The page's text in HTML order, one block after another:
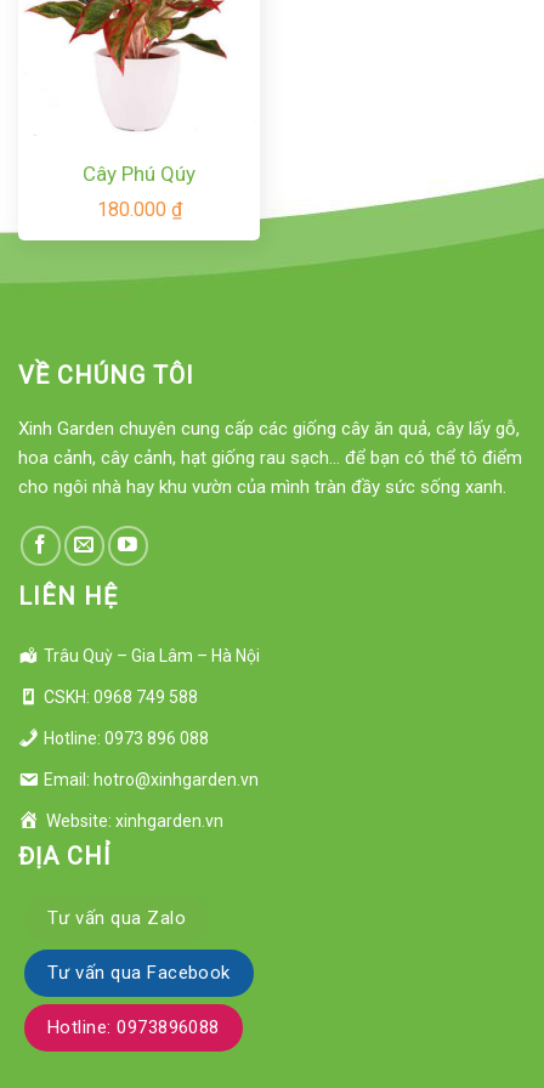
Cây Phú Qúy
180.000 ₫
VỀ CHÚNG TÔI
Xinh Garden chuyên cung cấp các giống cây ăn quả, cây lấy gỗ,
hoa cảnh, cây cảnh, hạt giống rau sạch... để bạn có thể tô điểm
cho ngôi nhà hay khu vườn của mình tràn đầy sức sống xanh.
LIÊN HỆ
Trâu Quỳ – Gia Lâm – Hà Nội
CSKH: 0968 749 588
Hotline: 0973 896 088
Email: hotro@xinhgarden.vn
Website: xinhgarden.vn
ĐỊA CHỈ
Tư vấn qua Zalo
Tư vấn qua Facebook
Hotline: 0973896088